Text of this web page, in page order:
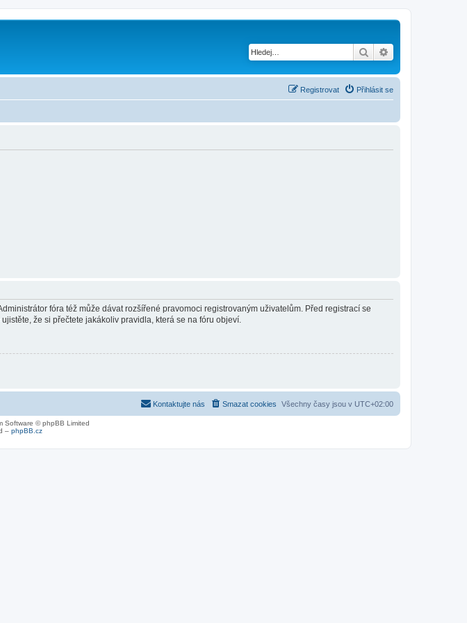
Hledat
Přihlásit se
Registrovat
fóra též může dávat rozšířené pravomoci registrovaným uživatelům. Před registrací se
že si přečtete jakákoliv pravidla, která se na fóru objeví.
Všechny časy jsou v UTC+02:00
Smazat cookies
Kontaktujte nás
Software © phpBB Limited
– phpBB.cz